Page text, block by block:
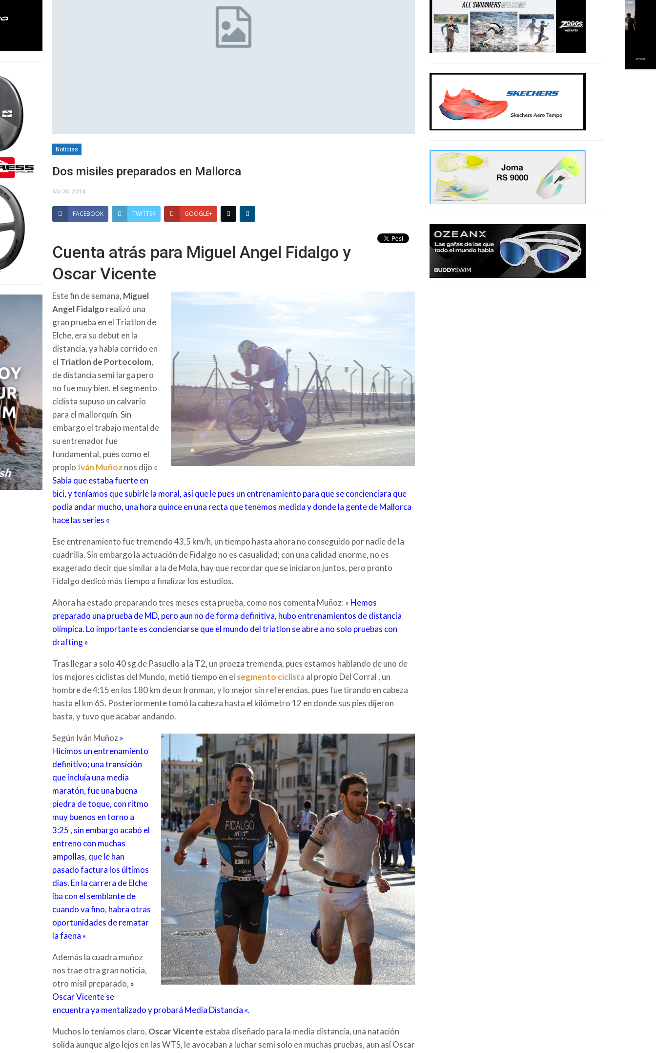
Noticias
Dos misiles preparados en Mallorca
Abr 30, 2014
FACEBOOK TWITTER GOOGLE+
Cuenta atrás para Miguel Angel Fidalgo y
Oscar Vicente
Este fin de semana, Miguel
Angel Fidalgo realizó una
gran prueba en el Triatlon de
Elche, era su debut en la
distancia, ya había corrido en
el Triatlon de Portocolom,
de distancia semi larga pero
no fue muy bien, el segmento
ciclista supuso un calvario
para el mallorquín. Sin
embargo el trabajo mental de
su entrenador fue
fundamental, pués como el
propio Iván Muñoz nos dijo «
Sabía que estaba fuerte en
bici, y teníamos que subirle la moral, así que le pues un entrenamiento para que se concienciara que
podía andar mucho, una hora quince en una recta que tenemos medida y donde la gente de Mallorca
hace las series «
Ese entrenamiento fue tremendo 43,5 km/h, un tiempo hasta ahora no conseguido por nadie de la
cuadrilla. Sin embargo la actuación de Fidalgo no es casualidad; con una calidad enorme, no es
exagerado decir que similar a la de Mola, hay que recordar que se iniciaron juntos, pero pronto
Fidalgo dedicó más tiempo a finalizar los estudios.
Ahora ha estado preparando tres meses esta prueba, como nos comenta Muñoz: » Hemos
preparado una prueba de MD, pero aun no de forma definitiva, hubo entrenamientos de distancia
olímpica. Lo importante es concienciarse que el mundo del triatlon se abre a no solo pruebas con
drafting »
Tras llegar a solo 40 sg de Pasuello a la T2, un proeza tremenda, pues estamos hablando de uno de
los mejores ciclistas del Mundo, metió tiempo en el segmento ciclistaal propio Del Corral , un
hombre de 4:15 en los 180 km de un Ironman, y lo mejor sin referencias, pues fue tirando en cabeza
hasta el km 65. Posteriormente tomó la cabeza hasta el kilómetro 12 en donde sus pies dijeron
basta, y tuvo que acabar andando.
Según Iván Muñoz»
Hicimos un entrenamiento
definitivo; una transición
que incluía una media
maratón, fue una buena
piedra de toque, con ritmo
muy buenos en torno a
3:25 , sin embargo acabó el
entreno con muchas
ampollas, que le han
pasado factura los últimos
días. En la carrera de Elche
iba con el semblante de
cuando va fino, habra otras
oportunidades de rematar
la faena «
Además la cuadra muñoz
nos trae otra gran noticia,
otro misil preparado, »
Oscar Vicente se
encuentra ya mentalizado y probará Media Distancia «.
Muchos lo teníamos claro, Oscar Vicente estaba diseñado para la media distancia, una natación
solida aunque algo lejos en las WTS, le avocaban a luchar semi solo en muchas pruebas, aun así Oscar